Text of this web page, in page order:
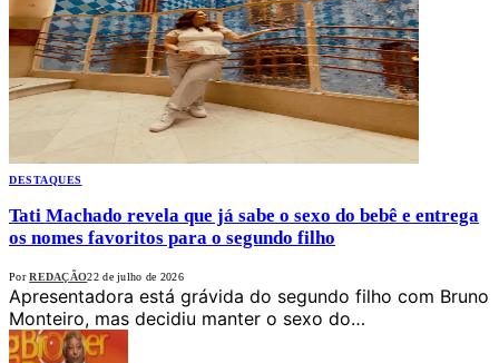
DESTAQUES
Tati Machado revela que já sabe o sexo do bebê e entrega
os nomes favoritos para o segundo filho
Por REDAÇÃO22 de julho de 2026
Apresentadora está grávida do segundo filho com Bruno
Monteiro, mas decidiu manter o sexo do…